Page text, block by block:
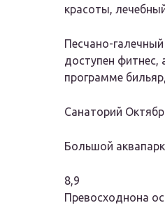
красоты,
Песчано-
доступен фитнес,
программе
Санаторий
Большой
8,9
Превосходнона